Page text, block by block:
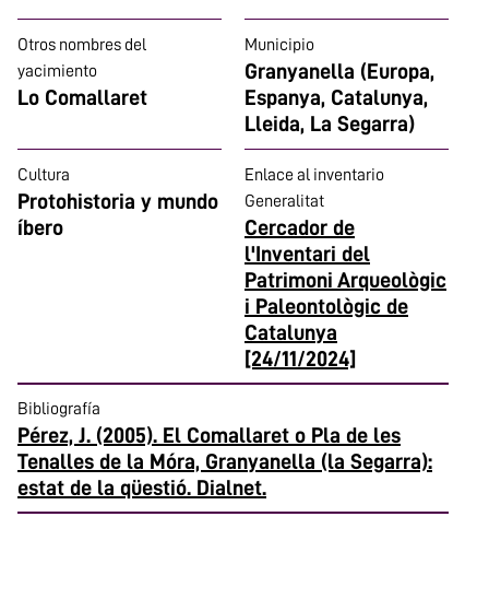
Otros nombres del
yacimiento
Lo Comallaret
Municipio
Granyanella (Europa,
Espanya, Catalunya,
Lleida, La Segarra)
Cultura
Protohistoria y mundo
íbero
Enlace al inventario
Generalitat
Cercador de
l'Inventari del
Patrimoni Arqueològic
i Paleontològic de
Catalunya
[24/11/2024]
Bibliografía
Pérez, J. (2005). El Comallaret o Pla de les
Tenalles de la Móra, Granyanella (la Segarra):
estat de la qüestió. Dialnet.